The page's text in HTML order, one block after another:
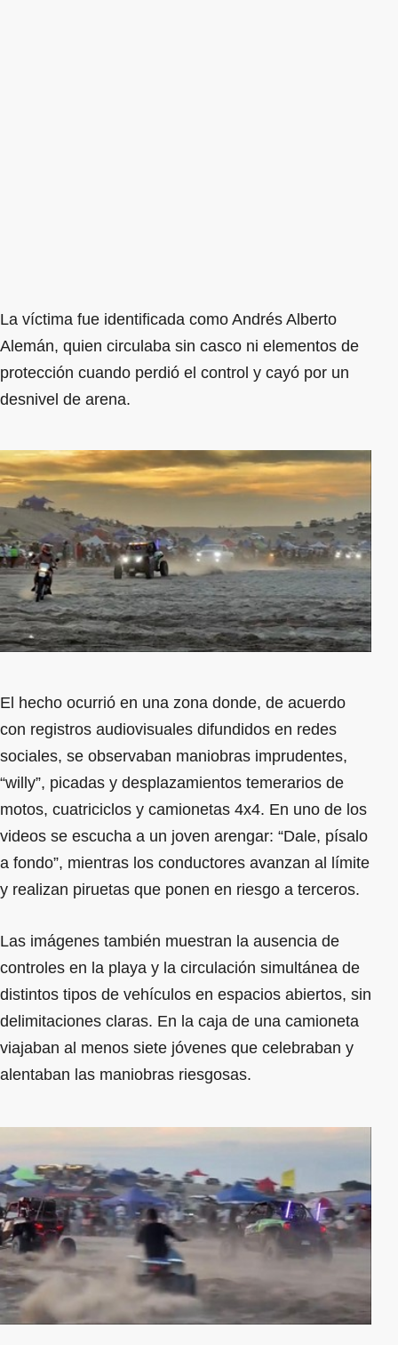
La víctima fue identificada como Andrés Alberto
Alemán, quien circulaba sin casco ni elementos de
protección cuando perdió el control y cayó por un
desnivel de arena.
El hecho ocurrió en una zona donde, de acuerdo
con registros audiovisuales difundidos en redes
sociales, se observaban maniobras imprudentes,
“willy”, picadas y desplazamientos temerarios de
motos, cuatriciclos y camionetas 4x4. En uno de los
videos se escucha a un joven arengar: “Dale, písalo
a fondo”, mientras los conductores avanzan al límite
y realizan piruetas que ponen en riesgo a terceros.
Las imágenes también muestran la ausencia de
controles en la playa y la circulación simultánea de
distintos tipos de vehículos en espacios abiertos, sin
delimitaciones claras. En la caja de una camioneta
viajaban al menos siete jóvenes que celebraban y
alentaban las maniobras riesgosas.